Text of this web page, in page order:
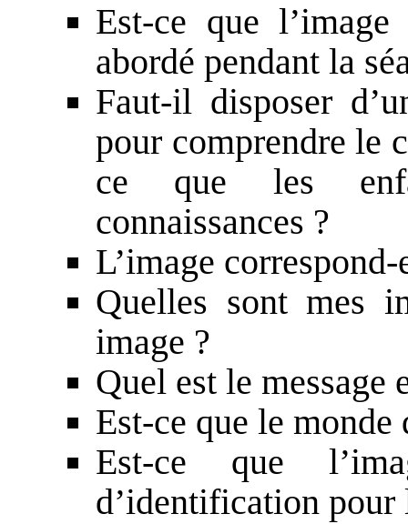
Est-ce que
abordé pendant la
Faut-il disposer
pour comprendre le
ce que les
connaissances ?
L’image
Quelles sont mes
image ?
Quel est le message
Est-ce que le monde
Est-ce que
d’identification pour